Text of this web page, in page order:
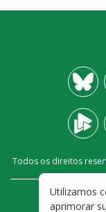
Todos os direitos
Utilizamos
aprimorar